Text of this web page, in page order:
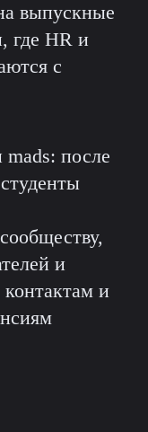
выпускные
где HR и
с
после
и
и